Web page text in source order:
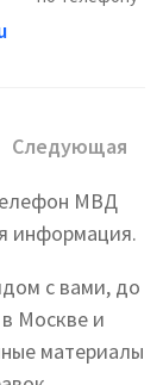
Следующая
МВД
информация.
с вами, до
Москве и
материалы